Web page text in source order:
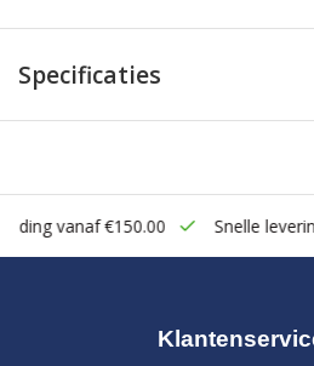
Specificaties
vanaf €150.00 Snelle